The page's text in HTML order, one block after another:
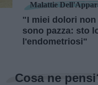
Malattie
"I miei dolori
sono pazza: sto
l'endometriosi"
Cosa ne